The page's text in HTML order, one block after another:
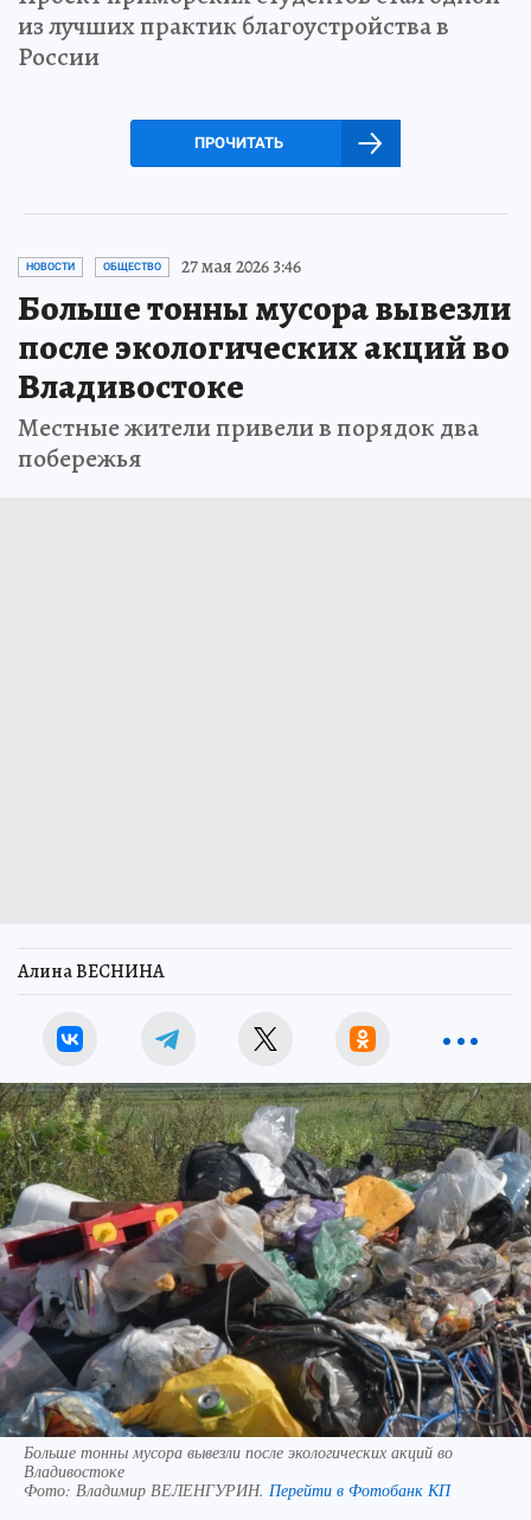
из лучших практик благоустройства в
России
ПРОЧИТАТЬ
НОВОСТИ ОБЩЕСТВО 27 мая 2026 3:46
Больше тонны мусора вывезли
после экологических акций во
Владивостоке
Местные жители привели в порядок два
побережья
Алина ВЕСНИНА
Больше тонны мусора вывезли после экологических акций во
Владивостоке
Фото: Владимир ВЕЛЕНГУРИН. Перейти в Фотобанк КП